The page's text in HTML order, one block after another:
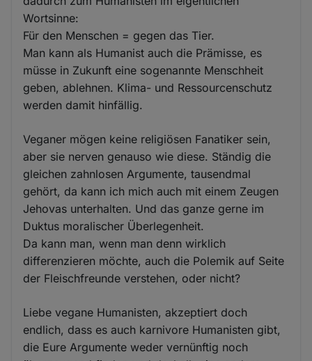
Wortsinne:
Für den Menschen = gegen das Tier.
Man kann als Humanist auch die Prämisse, es
müsse in Zukunft eine sogenannte Menschheit
geben, ablehnen. Klima- und Ressourcenschutz
werden damit hinfällig.
Veganer mögen keine religiösen Fanatiker sein,
aber sie nerven genauso wie diese. Ständig die
gleichen zahnlosen Argumente, tausendmal
gehört, da kann ich mich auch mit einem Zeugen
Jehovas unterhalten. Und das ganze gerne im
Duktus moralischer Überlegenheit.
Da kann man, wenn man denn wirklich
differenzieren möchte, auch die Polemik auf Seite
der Fleischfreunde verstehen, oder nicht?
Liebe vegane Humanisten, akzeptiert doch
endlich, dass es auch karnivore Humanisten gibt,
die Eure Argumente weder vernünftig noch